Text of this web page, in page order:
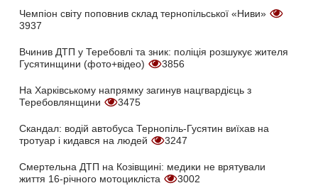
Чемпіон світу поповнив склад тернопільської «Ниви»
3937
Вчинив ДТП у Теребовлі та зник: поліція розшукує жителя
Гусятинщини (фото+відео)
3856
На Харківському напрямку загинув нацгвардієць з
Теребовлянщини
3475
Скандал: водій автобуса Тернопіль-Гусятин виїхав на
тротуар і кидався на людей
3247
Смертельна ДТП на Козівщині: медики не врятували
життя 16-річного мотоцикліста
3002